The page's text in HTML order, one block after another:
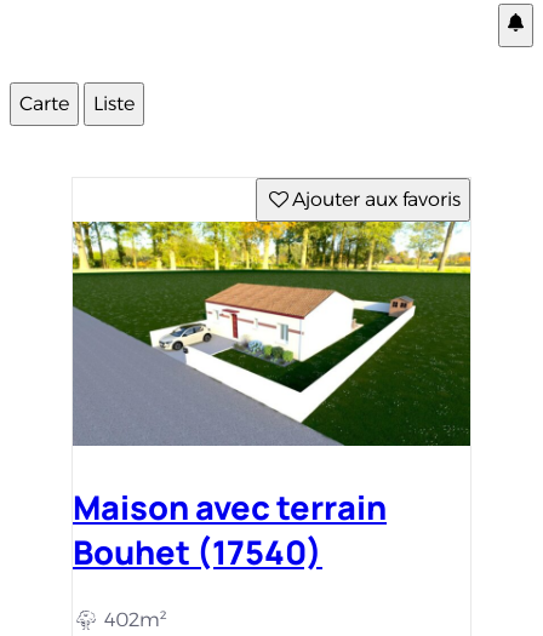
Carte Liste
Ajouter aux favoris
Maison avec terrain
Bouhet (17540)
402m²